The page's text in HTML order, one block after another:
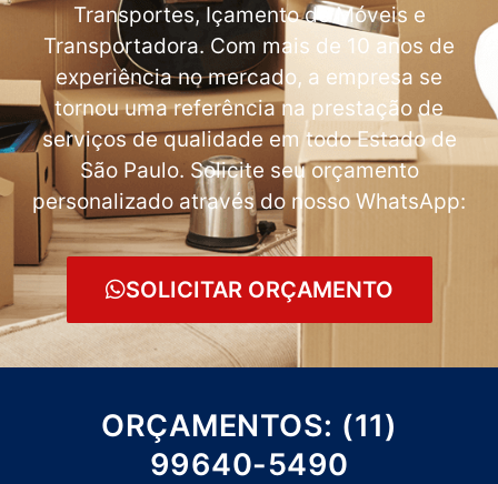
Transportes, Içamento de Móveis e
Transportadora. Com mais de 10 anos de
experiência no mercado, a empresa se
tornou uma referência na prestação de
serviços de qualidade em todo Estado de
São Paulo. Solicite seu orçamento
personalizado através do nosso WhatsApp:
SOLICITAR ORÇAMENTO
ORÇAMENTOS: (11)
99640-5490